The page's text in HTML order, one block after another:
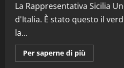
08/04/2026
La Rappresentativa Sicilia
d'Italia. È stato questo il
la...
Per saperne di più
informazioni